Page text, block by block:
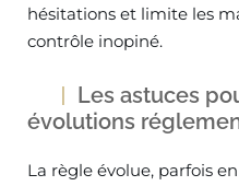
hésitations et limite les
contrôle inopiné.
Les astuces
évolutions
La règle évolue, parfois